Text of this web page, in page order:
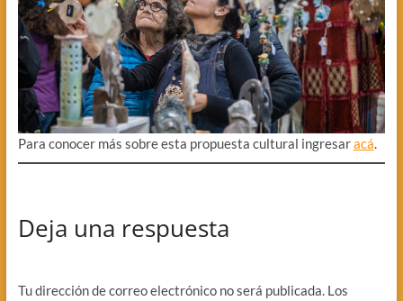
Para conocer más sobre esta propuesta cultural ingresaracá.
Deja una respuesta
Tu dirección de correo electrónico no será publicada. Los